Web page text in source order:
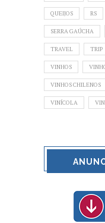
QUEIJOS RS
SERRA GAÚCHA
TRAVEL TRIP
VINHOS
VINHOS CHILENOS
VINÍCOLA